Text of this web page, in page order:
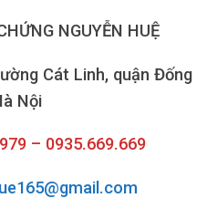
NGUYỄN HUỆ
Cát Linh, quận Đống
Nội
– 0935.669.669